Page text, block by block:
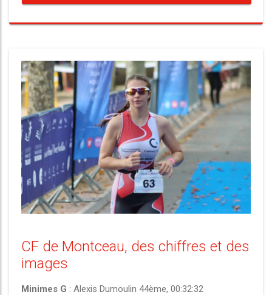
CF de Montceau, des chiffres et des
images
Minimes G : Alexis Dumoulin 44ème, 00:32:32